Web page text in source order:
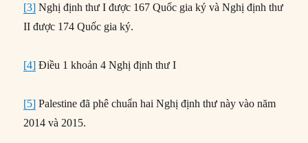
[3] Nghị định thư I được 167 Quốc gia ký và Nghị định thư
II được 174 Quốc gia ký.
[4] Điều 1 khoản 4 Nghị định thư I
[5] Palestine đã phê chuẩn hai Nghị định thư này vào năm
2014 và 2015.